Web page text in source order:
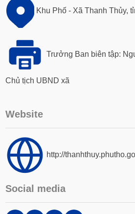
Khu Phố - Xã Thanh Thủy,
Trưởng Ban biên tập:
Chủ tịch UBND xã
Website
http://
Social media